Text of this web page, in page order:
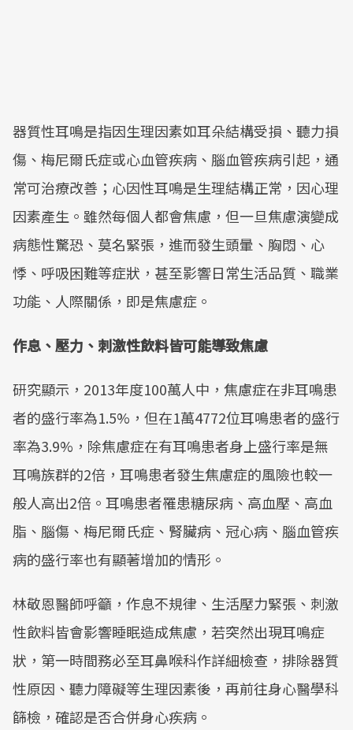
器質性耳鳴是指因生理因素如耳朵結構受損、聽力損
傷、梅尼爾氏症或心血管疾病、腦血管疾病引起，通
常可治療改善；心因性耳鳴是生理結構正常，因心理
因素產生。雖然每個人都會焦慮，但一旦焦慮演變成
病態性驚恐、莫名緊張，進而發生頭暈、胸悶、心
悸、呼吸困難等症狀，甚至影響日常生活品質、職業
功能、人際關係，即是焦慮症。
作息、壓力、刺激性飲料皆可能導致焦慮
研究顯示，2013年度100萬人中，焦慮症在非耳鳴患
者的盛行率為1.5%，但在1萬4772位耳鳴患者的盛行
率為3.9%，除焦慮症在有耳鳴患者身上盛行率是無
耳鳴族群的2倍，耳鳴患者發生焦慮症的風險也較一
般人高出2倍。耳鳴患者罹患糖尿病、高血壓、高血
脂、腦傷、梅尼爾氏症、腎臟病、冠心病、腦血管疾
病的盛行率也有顯著增加的情形。
林敬恩醫師呼籲，作息不規律、生活壓力緊張、刺激
性飲料皆會影響睡眠造成焦慮，若突然出現耳鳴症
狀，第一時間務必至耳鼻喉科作詳細檢查，排除器質
性原因、聽力障礙等生理因素後，再前往身心醫學科
篩檢，確認是否合併身心疾病。